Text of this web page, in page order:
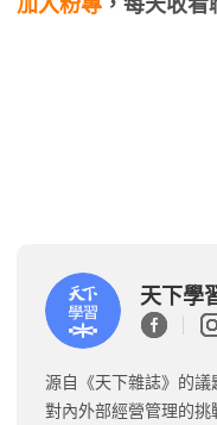
加入粉專 ，每天收
天下學
源自《天下雜誌》的
對內外部經營管理的挑